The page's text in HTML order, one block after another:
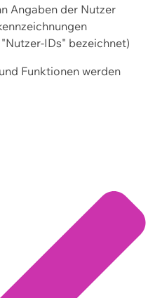
Angaben der Nutzer
IDs" bezeichnet)
Funktionen werden